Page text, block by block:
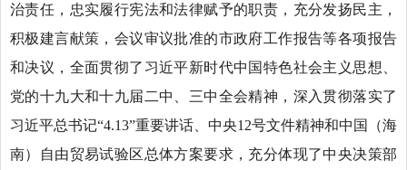
治责任，忠实履行宪法和法律赋予的职责，充分发扬民主，
积极建言献策，会议审议批准的市政府工作报告等各项报告
和决议，全面贯彻了习近平新时代中国特色社会主义思想、
党的十九大和十九届二中、三中全会精神，深入贯彻落实了
习近平总书记“4.13”重要讲话、中央12号文件精神和中国（海
南）自由贸易试验区总体方案要求，充分体现了中央决策部